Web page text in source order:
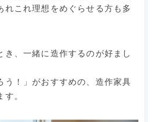
れこれ理想をめぐらせる方も多
き、一緒に造作するのが好まし
う！」がおすすめの、造作家具
。